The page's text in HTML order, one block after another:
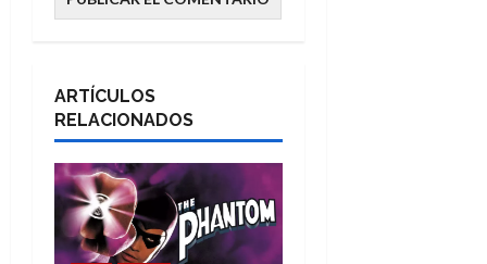
ARTÍCULOS
RELACIONADOS